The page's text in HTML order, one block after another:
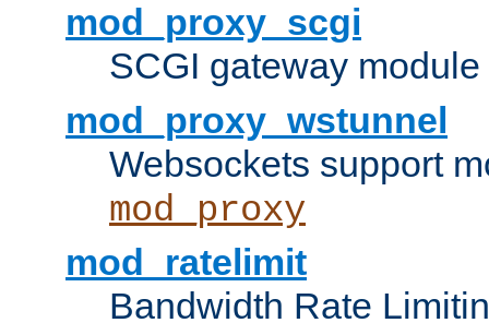
mod_proxy_scgi
SCGI gateway
mod_proxy_wstunnel
Websockets support
mod_proxy
mod_ratelimit
Bandwidth Rate